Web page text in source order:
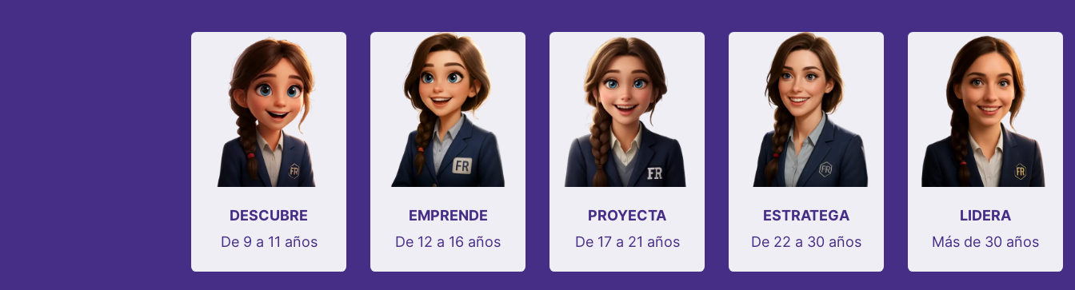
DESCUBRE
De 9 a 11 años
EMPRENDE
De 12 a 16 años
PROYECTA
De 17 a 21 años
ESTRATEGA
De 22 a 30 años
LIDERA
Más de 30 años